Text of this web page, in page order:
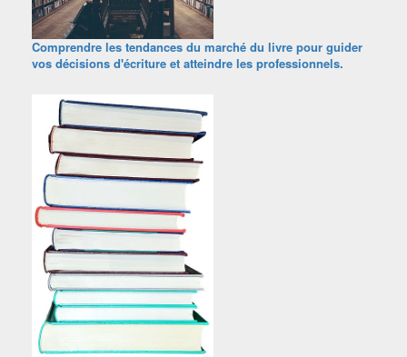
Comprendre les tendances du marché du livre pour guider
vos décisions d'écriture et atteindre les professionnels.